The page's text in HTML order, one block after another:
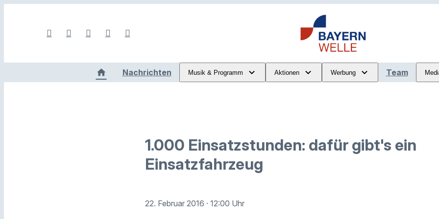
Nachrichten Musik & Programm Aktionen Werbung Team
1.000 Einsatzstunden: dafür gibt's ein
Einsatzfahrzeug
22. Februar 2016 · 12:00 Uhr